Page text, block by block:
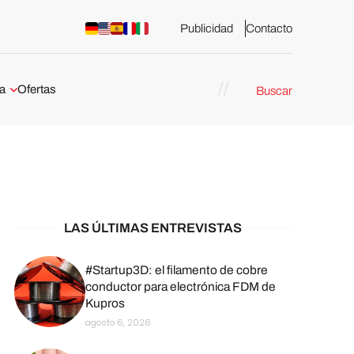
Publicidad Contacto
y
3D en
Ofertas Buscar
LAS ÚLTIMAS ENTREVISTAS
#Startup3D: el filamento de cobre
conductor para electrónica FDM de
Kupros
agosto 6, 2026